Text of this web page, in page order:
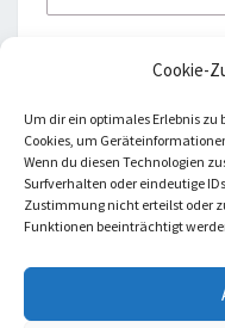
Cookie-
Um dir ein optimales Erlebnis
Cookies, um
Wenn du diesen Technologien
Surfverhalten oder eindeutige
Zustimmung nicht erteilst oder
Funktionen beeinträchtigt
nach:
KONTAKT
Impressum
Cookie-Richtlinie